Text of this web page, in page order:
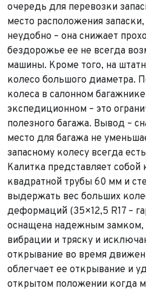
очередь для перевозки
место расположения
неудобно – она снижает
бездорожье ее не всегда
машины. Кроме того, на
колесо большого диаметра.
колеса в салонном
экспедиционном – это
полезного багажа. Вывод –
место для багажа не
запасному колесу всегда
Калитка представляет
квадратной трубы 60 мм и
выдержать вес больших
деформаций (35×12,5 R17 –
оснащена надежным
вибрации и тряску и
открывание во время
облегчает ее открывание и
открытом положении когда
Имя*
Телефон*
Выкуп
ФИО*
Телефон*
Заявка
ФИО*